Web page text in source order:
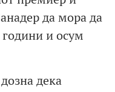
да мора да
и осум
дека